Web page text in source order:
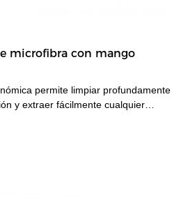
microfibra con mango
permite limpiar profundamente
y extraer fácilmente cualquier